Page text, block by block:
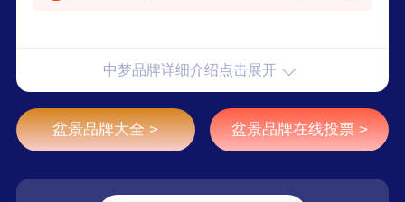
中梦品牌详细介绍点击展开
盆景品牌大全 > 盆景品牌在线投票 >